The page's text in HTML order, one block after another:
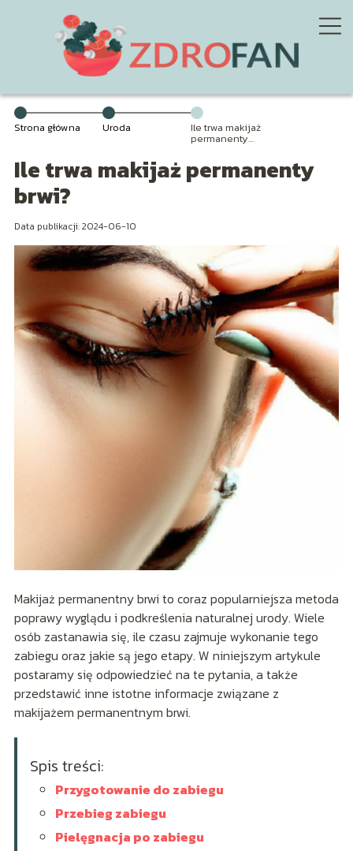
Strona główna Uroda Ile trwa makijaż
permanenty
Ile trwa makijaż permanenty
brwi?
Data publikacji: 2024-06-10
Makijaż permanentny brwi to coraz popularniejsza metoda
poprawy wyglądu i podkreślenia naturalnej urody. Wiele
osób zastanawia się, ile czasu zajmuje wykonanie tego
zabiegu oraz jakie są jego etapy. W niniejszym artykule
postaramy się odpowiedzieć na te pytania, a także
przedstawić inne istotne informacje związane z
makijażem permanentnym brwi.
Spis treści:
Przygotowanie do zabiegu
Przebieg zabiegu
Pielęgnacja po zabiegu